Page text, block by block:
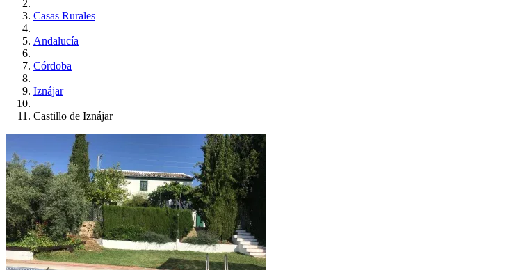
Casas Rurales
Andalucía
Córdoba
Iznájar
Castillo de Iznájar